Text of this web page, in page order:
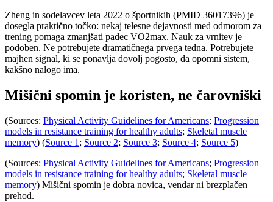
Zheng in sodelavcev leta 2022 o športnikih (PMID 36017396) je
dosegla praktično točko: nekaj telesne dejavnosti med odmorom za
trening pomaga zmanjšati padec VO2max. Nauk za vrnitev je
podoben. Ne potrebujete dramatičnega prvega tedna. Potrebujete
majhen signal, ki se ponavlja dovolj pogosto, da opomni sistem,
kakšno nalogo ima.
Mišični spomin je koristen, ne čarovniški
(Sources: Physical Activity Guidelines for Americans; Progression
models in resistance training for healthy adults; Skeletal muscle
memory) (Source 1; Source 2; Source 3; Source 4; Source 5)
(Sources: Physical Activity Guidelines for Americans; Progression
models in resistance training for healthy adults; Skeletal muscle
memory) Mišični spomin je dobra novica, vendar ni brezplačen
prehod.